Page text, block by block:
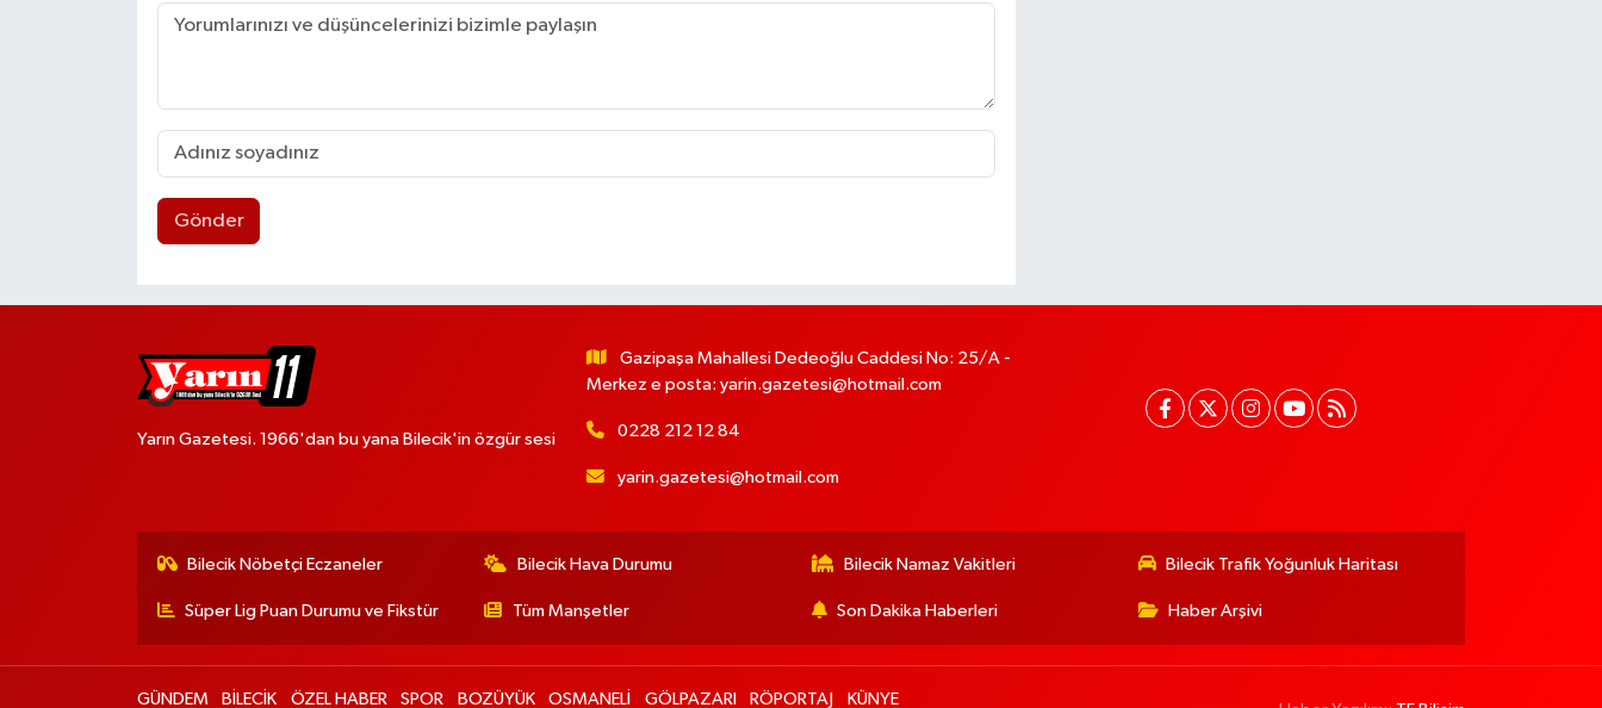
Gönder
Yarın Gazetesi. 1966'dan bu yana Bilecik'in özgür sesi
Gazipaşa Mahallesi Dedeoğlu Caddesi No: 25/A -
Merkez e posta: yarin.gazetesi@hotmail.com
0228 212 12 84
yarin.gazetesi@hotmail.com
Bilecik Nöbetçi Eczaneler Bilecik Hava Durumu Bilecik Namaz Vakitleri Bilecik Trafik Yoğunluk Haritası
Süper Lig Puan Durumu ve Fikstür Tüm Manşetler Son Dakika Haberleri Haber Arşivi
GÜNDEM BİLECİK ÖZEL HABER SPOR BOZÜYÜK OSMANELİ GÖLPAZARI RÖPORTAJ KÜNYE